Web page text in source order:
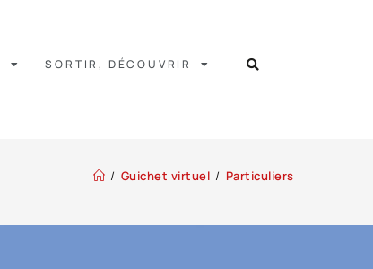
SORTIR, DÉCOUVRIR
/ Guichet virtuel / Particuliers